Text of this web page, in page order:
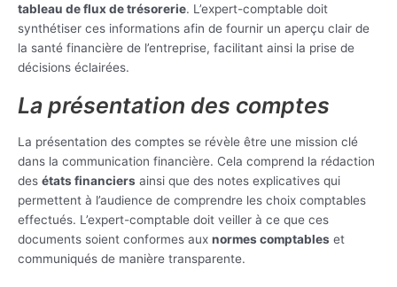
tableau de flux de trésorerie. L’expert-comptable doit
synthétiser ces informations afin de fournir un aperçu clair de
la santé financière de l’entreprise, facilitant ainsi la prise de
décisions éclairées.
La présentation des comptes
La présentation des comptes se révèle être une mission clé
dans la communication financière. Cela comprend la rédaction
des états financiers ainsi que des notes explicatives qui
permettent à l’audience de comprendre les choix comptables
effectués. L’expert-comptable doit veiller à ce que ces
documents soient conformes aux normes comptables et
communiqués de manière transparente.